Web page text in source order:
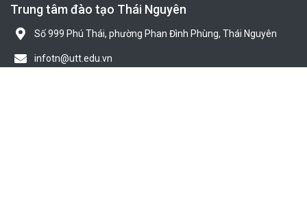
Trung tâm đào tạo Thái Nguyên
Số 999 Phú Thái, phường Phan Đình Phùng, Thái Nguyên
infotn@utt.edu.vn